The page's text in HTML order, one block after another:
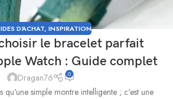
D'ACHAT, INSPIRATION
le bracelet parfait
Watch : Guide complet
Dragan76 0
qu'une simple montre intelligente ; c'est une